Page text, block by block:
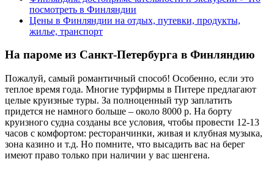
посмотреть в Финляндии
Цены в Финляндии на отдых, путевки, продукты,
жилье, транспорт
На пароме из Санкт-Петербурга в Финляндию
Пожалуй, самый романтичный способ! Особенно, если это
теплое время года. Многие турфирмы в Питере предлагают
целые круизные туры. За полноценный тур заплатить
придется не намного больше – около 8000 р. На борту
круизного судна созданы все условия, чтобы провести 12-13
часов с комфортом: ресторанчинки, живая и клубная музыка,
зона казино и т.д. Но помните, что высадить вас на берег
имеют право только при наличии у вас шенгена.